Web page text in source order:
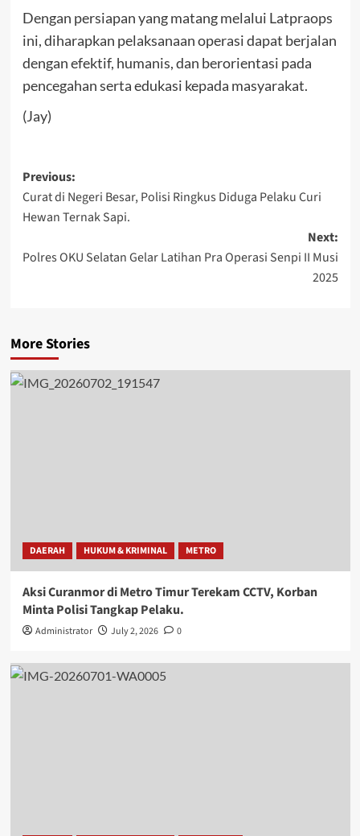
Dengan persiapan yang matang melalui Latpraops
ini, diharapkan pelaksanaan operasi dapat berjalan
dengan efektif, humanis, dan berorientasi pada
pencegahan serta edukasi kepada masyarakat.
(Jay)
Post
navigation
Previous:
Curat di Negeri Besar, Polisi Ringkus Diduga Pelaku Curi
Hewan Ternak Sapi.
Next:
Polres OKU Selatan Gelar Latihan Pra Operasi Senpi II Musi
2025
More Stories
DAERAH HUKUM & KRIMINAL METRO
Aksi Curanmor di Metro Timur Terekam CCTV, Korban
Minta Polisi Tangkap Pelaku.
Administrator July 2, 2026 0